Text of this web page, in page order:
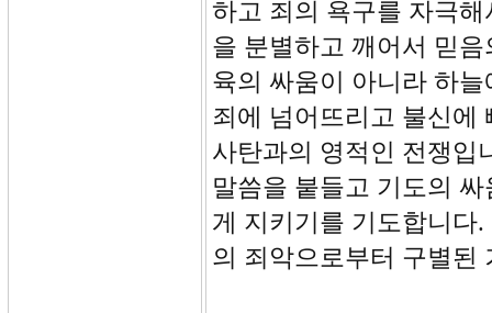
하고 죄의 욕구를 자극
을 분별하고 깨어서 믿
육의 싸움이 아니라 하
죄에 넘어뜨리고 불신에
사탄과의 영적인 전쟁입
말씀을 붙들고 기도의
게 지키기를 기도합니다
의 죄악으로부터 구별된